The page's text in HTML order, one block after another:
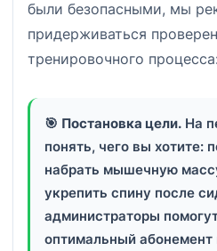
были безопасными, мы
придерживаться
тренировочного
🎯 Постановка цели. На
понять, чего вы хотите:
набрать мышечную
укрепить спину после
администраторы
оптимальный абонемент